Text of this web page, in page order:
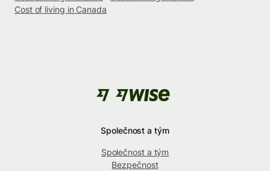
Cost of living in Canada
Společnost a tým
Společnost a tým
Bezpečnost